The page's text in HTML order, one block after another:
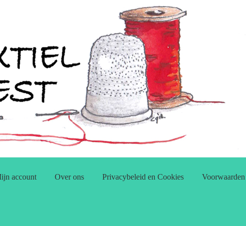
account Over ons Privacybeleid en Cookies Voorwaarden